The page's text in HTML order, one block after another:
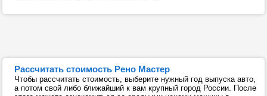
Рассчитать стоимость Рено Мастер
Чтобы рассчитать стоимость, выберите нужный год выпуска авто,
а потом свой либо ближайший к вам крупный город России. После